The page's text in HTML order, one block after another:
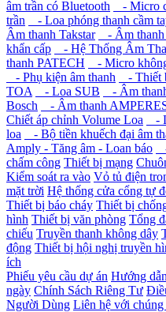
âm trần có Bluetooth
- Micro
trần
- Loa phóng thanh cầm
Âm thanh Takstar
- Âm thanh
khẩn cấp
- Hệ Thống Âm
thanh PATECH
- Micro
- Phụ kiện âm thanh
- Thiết
TOA
- Loa SUB - Âm
Bosch
- Âm thanh
Chiết áp chỉnh Volume Loa
-
loa
- Bộ tiền khuếch đại âm
Amply - Tăng âm - Loan báo
chấm công Thiết bị mạng
Kiểm soát ra vào Vỏ tủ điện
mặt trời Hệ thống cửa cổng tự
Thiết bị báo cháy Thiết bị
hình Thiết bị văn phòng Tổng
chiếu Truyền thanh không dây
động Thiết bị hội nghị truyền
ích
Phiếu yêu cầu dự án Hướng
ngày Chính Sách Riêng Tư
Người Dùng Liên hệ với chúng